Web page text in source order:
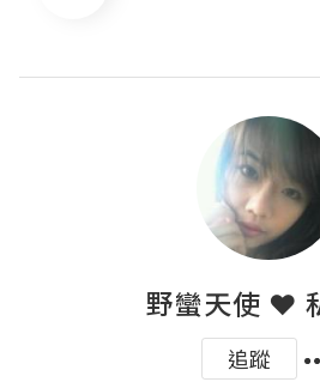
野蠻天使 ❤
追蹤